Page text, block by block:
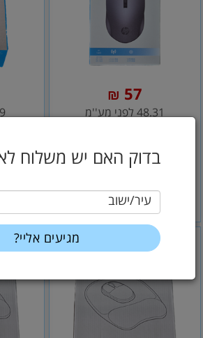
בדוק האם יש משלוח
עיר/ישוב
57
₪
48.31 לפני מע''מ
הוסף לסל
כללי